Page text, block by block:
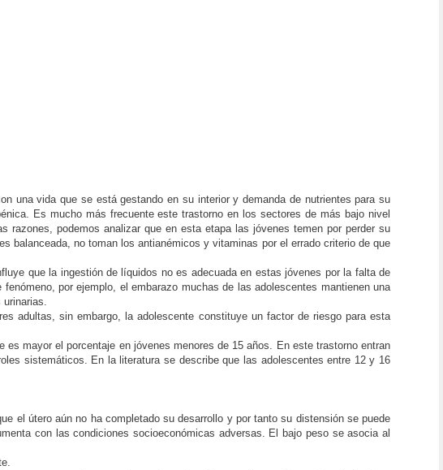
una vida que se está gestando en su interior y demanda de nutrientes para su
Es mucho más frecuente este trastorno en los sectores de más bajo nivel
podemos analizar que en esta etapa las jóvenes temen por perder su
balanceada, no toman los antianémicos y vitaminas por el errado criterio de que
que la ingestión de líquidos no es adecuada en estas jóvenes por la falta de
por ejemplo, el embarazo muchas de las adolescentes mantienen una
adultas, sin embargo, la adolescente constituye un factor de riesgo para esta
mayor el porcentaje en jóvenes menores de 15 años. En este trastorno entran
sistemáticos. En la literatura se describe que las adolescentes entre 12 y 16
el útero aún no ha completado su desarrollo y por tanto su distensión se puede
con las condiciones socioeconómicas adversas. El bajo peso se asocia al